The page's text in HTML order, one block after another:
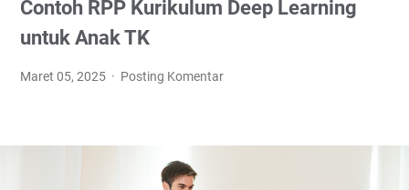
Contoh RPP Kurikulum Deep Learning
untuk Anak TK
Maret 05, 2025 Posting Komentar